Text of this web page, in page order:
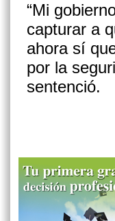
“Mi
capturar a
ahora sí
por la
sentenció.